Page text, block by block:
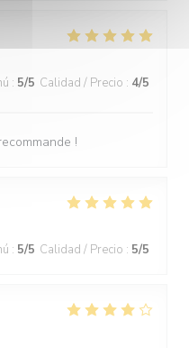
: 5/5 Calidad / Precio : 4/5
!
: 5/5 Calidad / Precio : 5/5